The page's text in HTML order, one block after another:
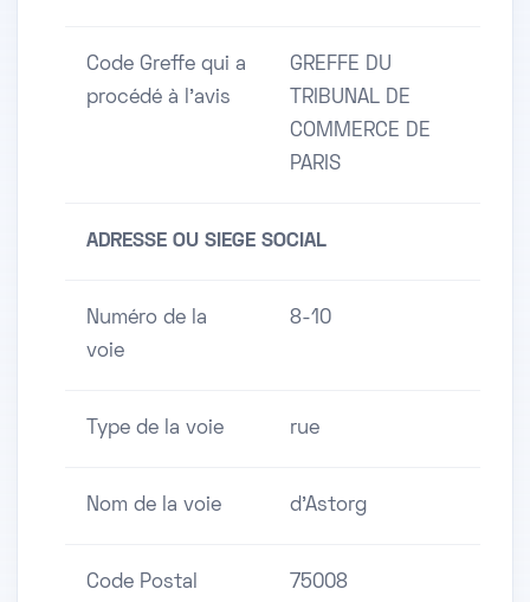
Code Greffe qui a
procédé à l'avis
GREFFE DU
TRIBUNAL DE
COMMERCE DE
PARIS
ADRESSE OU SIEGE SOCIAL
Numéro de la
voie
8-10
Type de la voie rue
Nom de la voie d'Astorg
Code Postal 75008